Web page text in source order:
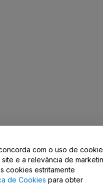
com o uso de
e a relevância de
cookies estritamente
de Cookies para obter